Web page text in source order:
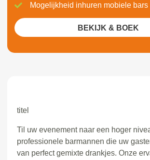
titel
Til uw evenement naar een hoger
professionele barmannen die uw
van perfect gemixte drankjes. Onze
Mogelijkheid inhuren mobiele bars
BEKIJK & BOEK